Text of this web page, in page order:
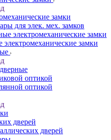
замки
для элек. мех. замков
электромеханические замки
электромеханические замки
оптикой
оптикой
дверей
дверей